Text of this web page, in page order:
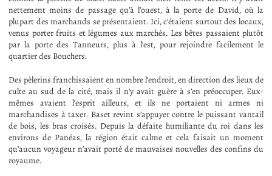
nettement moins de passage qu’à l’ouest, à la porte de David, où la
plupart des marchands se présentaient. Ici, c’étaient surtout des locaux,
venus porter fruits et légumes aux marchés. Les bêtes passaient plutôt
par la porte des Tanneurs, plus à l’est, pour rejoindre facilement le
quartier des Bouchers.
Des pèlerins franchissaient en nombre l’endroit, en direction des lieux de
culte au sud de la cité, mais il n’y avait guère à s’en préoccuper. Eux-
mêmes avaient l’esprit ailleurs, et ils ne portaient ni armes ni
marchandises à taxer. Baset revint s’appuyer contre le puissant vantail
de bois, les bras croisés. Depuis la défaite humiliante du roi dans les
environs de Panéas, la région était calme et cela faisait un moment
qu’aucun voyageur n’avait porté de mauvaises nouvelles des confins du
royaume.